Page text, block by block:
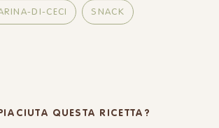
DI-CECI SNACK
QUESTA RICETTA?